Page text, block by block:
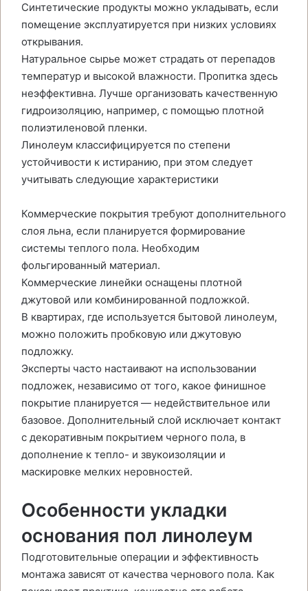
Синтетические продукты можно укладывать, если
помещение эксплуатируется при низких условиях
открывания.
Натуральное сырье может страдать от перепадов
температур и высокой влажности. Пропитка здесь
неэффективна. Лучше организовать качественную
гидроизоляцию, например, с помощью плотной
полиэтиленовой пленки.
Линолеум классифицируется по степени
устойчивости к истиранию, при этом следует
учитывать следующие характеристики
Коммерческие покрытия требуют дополнительного
слоя льна, если планируется формирование
системы теплого пола. Необходим
фольгированный материал.
Коммерческие линейки оснащены плотной
джутовой или комбинированной подложкой.
В квартирах, где используется бытовой линолеум,
можно положить пробковую или джутовую
подложку.
Эксперты часто настаивают на использовании
подложек, независимо от того, какое финишное
покрытие планируется — недействительное или
базовое. Дополнительный слой исключает контакт
с декоративным покрытием черного пола, в
дополнение к тепло- и звукоизоляции и
маскировке мелких неровностей.
Особенности укладки
основания пол линолеум
Подготовительные операции и эффективность
монтажа зависят от качества чернового пола. Как